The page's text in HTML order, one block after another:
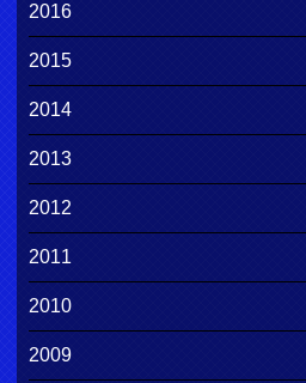
2016
2015
2014
2013
2012
2011
2010
2009